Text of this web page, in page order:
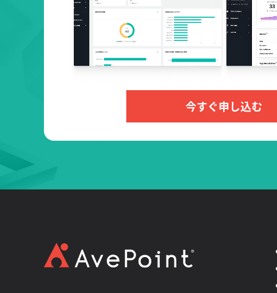
今すぐ申し込む